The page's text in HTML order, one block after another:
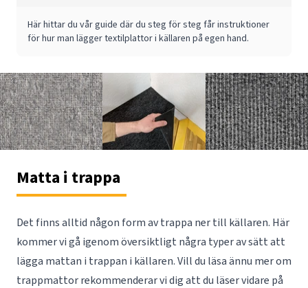
Här hittar du vår guide där du steg för steg får instruktioner
för hur man lägger textilplattori källaren på egen hand.
Matta i trappa
Det finns alltid någon form av trappa ner till källaren. Här
kommer vi gå igenom översiktligt några typer av sätt att
lägga mattan i trappan i källaren. Vill du läsa ännu mer om
trappmattor rekommenderar vi dig att du läser vidare på